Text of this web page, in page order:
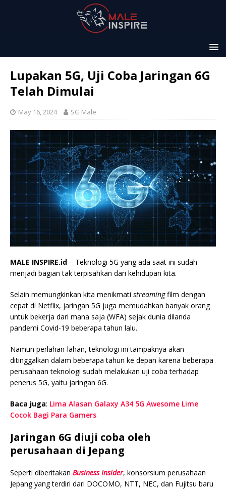
Lupakan 5G, Uji Coba Jaringan 6G
Telah Dimulai
May 16, 2024 SG Male
MALE INSPIRE.id – Teknologi 5G yang ada saat ini sudah
menjadi bagian tak terpisahkan dari kehidupan kita.
Selain memungkinkan kita menikmati streamingfilm dengan
cepat di Netflix, jaringan 5G juga memudahkan banyak orang
untuk bekerja dari mana saja (WFA) sejak dunia dilanda
pandemi Covid-19 beberapa tahun lalu.
Namun perlahan-lahan, teknologi ini tampaknya akan
ditinggalkan dalam beberapa tahun ke depan karena beberapa
perusahaan teknologi sudah melakukan uji coba terhadap
penerus 5G, yaitu jaringan 6G.
Baca juga: Lima Alasan Galaxy A34 5G Awesome Lime
Cocok Bagi Para Gamers
Jaringan 6G diuji coba oleh
perusahaan di Jepang
Seperti diberitakan Business Insider, konsorsium perusahaan
Jepang yang terdiri dari DOCOMO, NTT, NEC, dan Fujitsu baru